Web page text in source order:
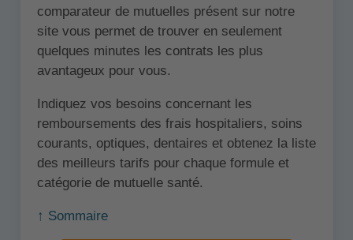
comparateur de mutuelles présent sur notre
site vous permet de trouver en seulement
quelques minutes les contrats les plus
avantageux pour vous.
Indiquez vos besoins concernant les
remboursements des frais hospitaliers, soins
courants, optiques, dentaires et obtenez la liste
des meilleurs tarifs pour chaque formule et
catégorie de mutuelle santé.
↑ Sommaire